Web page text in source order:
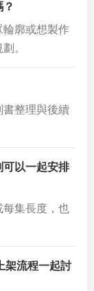
輪廓或想製作
。
書整理與後續
可以一起安排
每集長度，也
架流程一起討